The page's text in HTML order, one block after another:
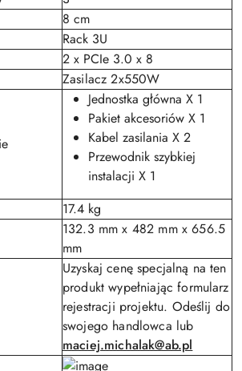
8 cm
Rack 3U
2 x PCIe 3.0 x 8
Zasilacz 2x550W
Jednostka główna X 1
Pakiet akcesoriów X 1
Kabel zasilania X 2
Przewodnik szybkiej
instalacji X 1
17.4 kg
132.3 mm x 482 mm x 656.5
mm
Uzyskaj cenę specjalną na ten
produkt wypełniając formularz
rejestracji projektu. Odeślij do
swojego handlowca lub
maciej.michalak@ab.pl